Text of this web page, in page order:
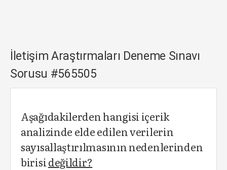
İletişim Araştırmaları Deneme Sınavı
Sorusu #565505
Aşağıdakilerden hangisi içerik
analizinde elde edilen verilerin
sayısallaştırılmasının nedenlerinden
birisideğildir?